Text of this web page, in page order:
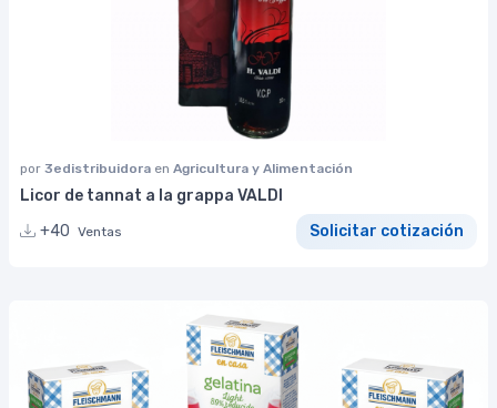
por 3edistribuidora en Agricultura y Alimentación
Licor de tannat a la grappa VALDI
+40 Ventas Solicitar cotización